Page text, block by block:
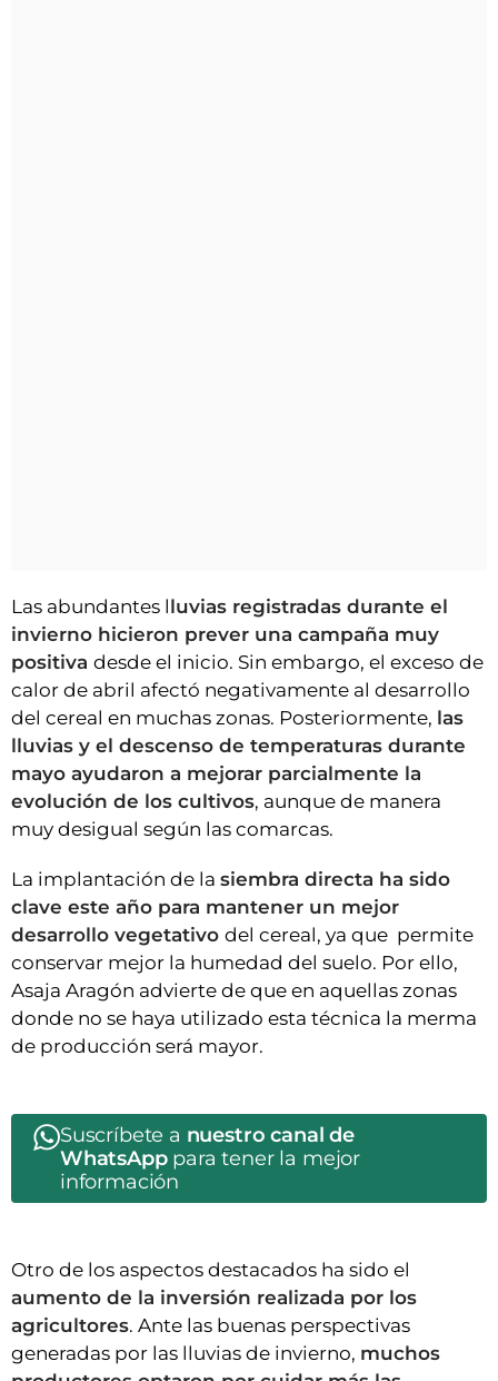
Las abundantes lluvias registradas durante el
invierno hicieron prever una campaña muy
positiva desde el inicio. Sin embargo, el exceso de
calor de abril afectó negativamente al desarrollo
del cereal en muchas zonas. Posteriormente, las
lluvias y el descenso de temperaturas durante
mayo ayudaron a mejorar parcialmente la
evolución de los cultivos, aunque de manera
muy desigual según las comarcas.
La implantación de la siembra directa ha sido
clave este año para mantener un mejor
desarrollo vegetativo del cereal, ya que permite
conservar mejor la humedad del suelo. Por ello,
Asaja Aragón advierte de que en aquellas zonas
donde no se haya utilizado esta técnica la merma
de producción será mayor.
Suscríbete a nuestro canal de
WhatsApppara tener la mejor
información
Otro de los aspectos destacados ha sido el
aumento de la inversión realizada por los
agricultores. Ante las buenas perspectivas
generadas por las lluvias de invierno, muchos